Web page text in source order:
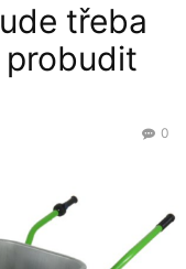
třeba
probudit
0